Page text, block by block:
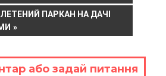
ПАРКАН НА ДАЧІ
або задай питання